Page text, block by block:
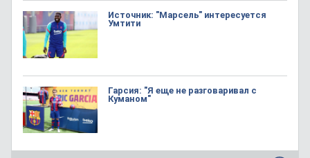
Источник: "Марсель" интересуется
Умтити
Гарсия: "Я еще не разговаривал с
Куманом"